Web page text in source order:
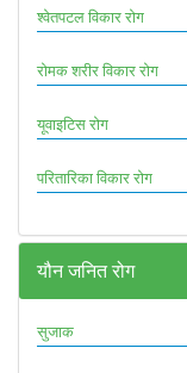
श्वेतपटल विकार रोग
रोमक शरीर विकार रोग
यूवाइटिस रोग
परितारिका विकार रोग
यौन जनित रोग
सुजाक